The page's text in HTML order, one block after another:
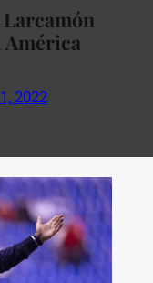
Larcamón
2022